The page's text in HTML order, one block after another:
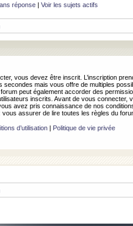
réponse | Voir les sujets actifs
vous devez être inscrit. L’inscription
secondes mais vous offre de multiples
forum peut également accorder des
inscrits. Avant de vous connecter,
avez pris connaissance de nos
vous assurer de lire toutes les règles du
d’utilisation| Politique de vie privée